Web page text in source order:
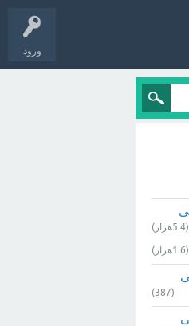
ورود
(5.4هزار)
(1.6هزار)
(387)